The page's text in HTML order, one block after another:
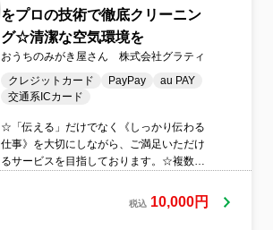
をプロの技術で徹底クリーニン
グ☆清潔な空気環境を
おうちのみがき屋さん 株式会社グラティ
クレジットカード
PayPay
au PAY
交通系ICカード
☆「伝える」だけでなく《しっかり伝わる
仕事》を大切にしながら、ご満足いただけ
るサービスを目指しております。☆複数台
すので、詳しくはお気軽にお問い合わせ下
さい。☆もちろ損害保険に加入しておりま
税込 10,000円